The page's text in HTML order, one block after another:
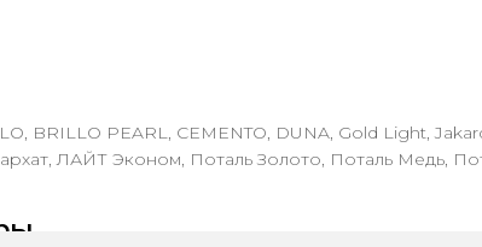
BRILLO PEARL, CEMENTO, DUNA, Gold Light,
ЛАЙТ Эконом, Поталь Золото, Поталь Медь,